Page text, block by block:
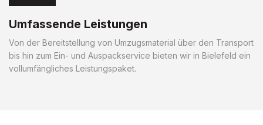
Umfassende Leistungen
Von der Bereitstellung von Umzugsmaterial über den Transport
bis hin zum Ein- und Auspackservice bieten wir in Bielefeld ein
vollumfängliches Leistungspaket.